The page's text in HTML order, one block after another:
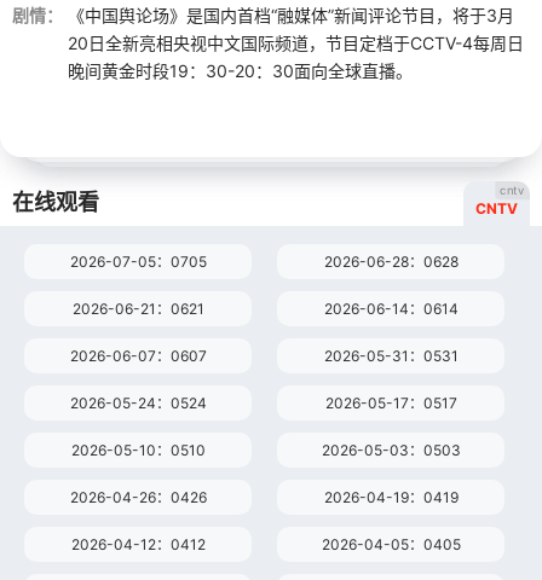
剧情：
《中国舆论场》是国内首档“融媒体”新闻评论节目，将于3月
20日全新亮相央视中文国际频道，节目定档于CCTV-4每周日
晚间黄金时段19：30-20：30面向全球直播。
在线观看 CNTV
cntv
2026-07-05：0705 2026-06-28：0628
2026-06-21：0621 2026-06-14：0614
2026-06-07：0607 2026-05-31：0531
2026-05-24：0524 2026-05-17：0517
2026-05-10：0510 2026-05-03：0503
2026-04-26：0426 2026-04-19：0419
2026-04-12：0412 2026-04-05：0405